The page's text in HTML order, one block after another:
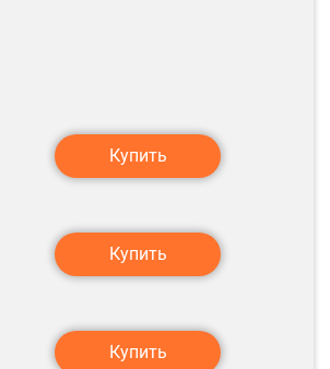
Купить
Купить
Купить